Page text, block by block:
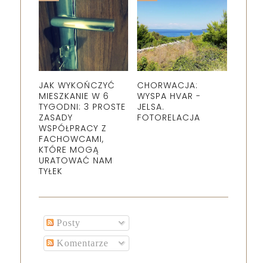
JAK WYKOŃCZYĆ
MIESZKANIE W 6
TYGODNI: 3 PROSTE
ZASADY
WSPÓŁPRACY Z
FACHOWCAMI,
KTÓRE MOGĄ
URATOWAĆ NAM
TYŁEK
CHORWACJA:
WYSPA HVAR -
JELSA.
FOTORELACJA
Posty
Komentarze